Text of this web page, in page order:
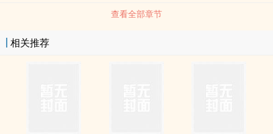
查看全部章节
相关推荐